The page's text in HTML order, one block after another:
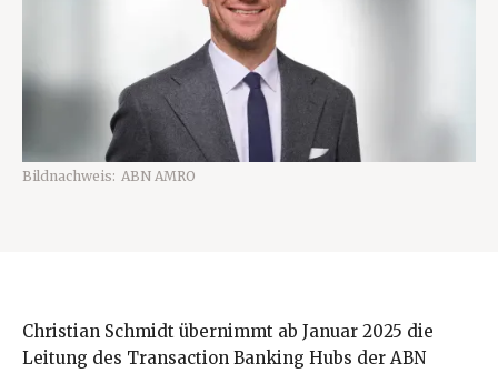
Bildnachweis: ABN AMRO
Christian Schmidt übernimmt ab Januar 2025 die
Leitung des Transaction Banking Hubs der ABN